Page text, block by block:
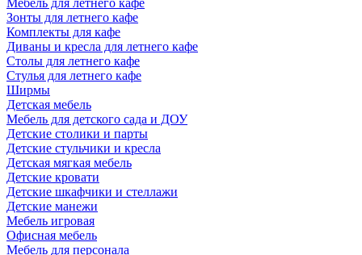
Мебель для летнего кафе
Зонты для летнего кафе
Комплекты для кафе
Диваны и кресла для летнего кафе
Столы для летнего кафе
Стулья для летнего кафе
Ширмы
Детская мебель
Мебель для детского сада и ДОУ
Детские столики и парты
Детские стульчики и кресла
Детская мягкая мебель
Детские кровати
Детские шкафчики и стеллажи
Детские манежи
Мебель игровая
Офисная мебель
Мебель для персонала